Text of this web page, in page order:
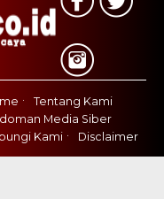
Tentang Kami
Media Siber
Kami
Disclaimer